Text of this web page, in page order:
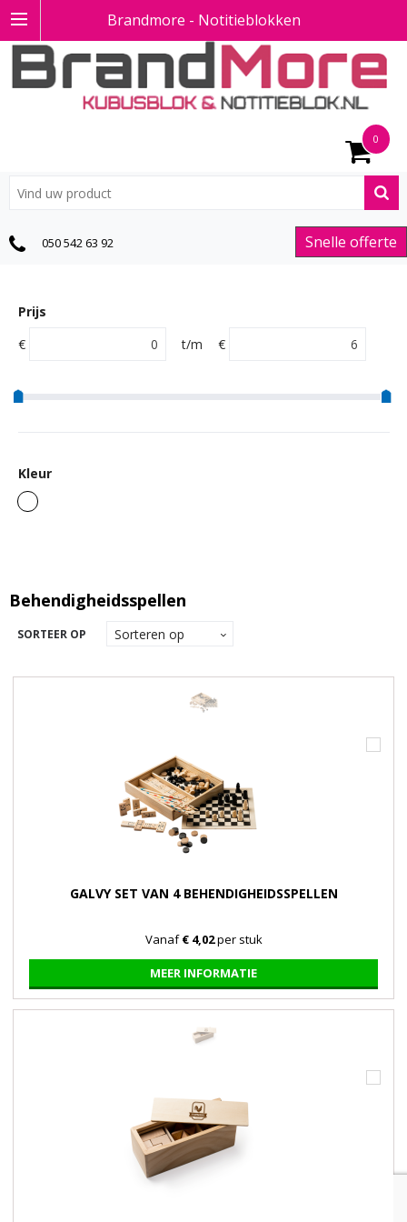
Brandmore - Notitieblokken
0
Snelle offerte
050 542 63 92
Prijs
€
t/m €
Kleur
Behendigheidsspellen
SORTEER OP
GALVY SET VAN 4 BEHENDIGHEIDSSPELLEN
Vanaf€ 4,02per stuk
MEER INFORMATIE